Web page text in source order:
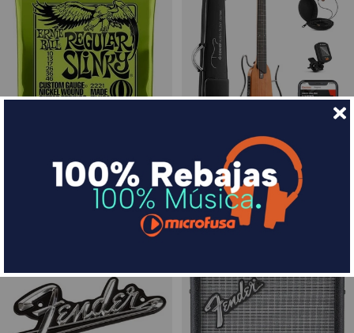
Slinky Regular 10-46
DONNER HUSH-I Silent Guitar
Caoba
Precio
habitual
339,00 €
Entrega en 1-2 días